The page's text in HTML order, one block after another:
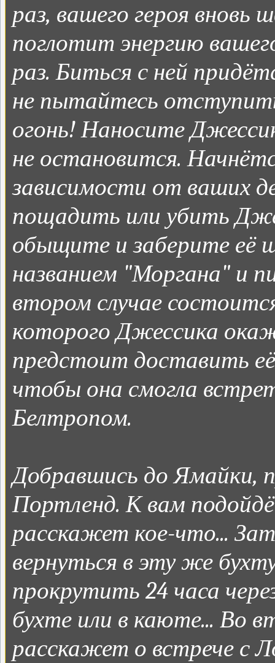
раз, вашего героя
поглотит энергию
раз. Биться с ней
не пытайтесь
огонь! Наносите
не остановится.
зависимости от ваших
пощадить или убить
обыщите и заберите её
названием "Моргана" и
втором случае
которого Джессика
предстоит доставить
чтобы она смогла
Белтропом.
Добравшись до Ямайки,
Портленд. К вам
расскажет кое-что...
вернуться в эту же
прокрутить 24 часа
бухте или в каюте... Во
расскажет о встрече с